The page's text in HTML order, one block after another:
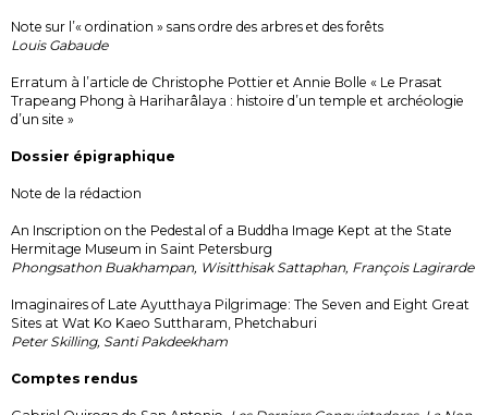
Note sur l’« ordination » sans ordre des arbres et des forêts
Louis Gabaude
Erratum à l’article de Christophe Pottier et Annie Bolle « Le Prasat
Trapeang Phong à Hariharâlaya : histoire d’un temple et archéologie
d’un site »
Dossier épigraphique
Note de la rédaction
An Inscription on the Pedestal of a Buddha Image Kept at the State
Hermitage Museum in Saint Petersburg
Phongsathon Buakhampan, Wisitthisak Sattaphan, François Lagirarde
Imaginaires of Late Ayutthaya Pilgrimage: The Seven and Eight Great
Sites at Wat Ko Kaeo Suttharam, Phetchaburi
Peter Skilling, Santi Pakdeekham
Comptes rendus